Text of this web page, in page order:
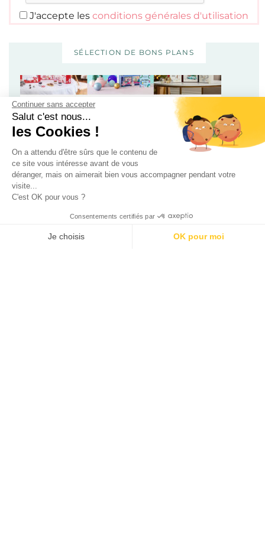
Continuer sans accepter
Salut c'est nous...
les Cookies !
On a attendu d'être sûrs que le contenu de
ce site vous intéresse avant de vous
déranger, mais on aimerait bien vous accompagner pendant votre
visite...
C'est OK pour vous ?
Consentements certifiés par
Je choisis OK pour moi
J'accepte les conditions générales d'utilisation
SÉLECTION DE BONS PLANS
100 calendriers de l’avent rien que pour les adultes –